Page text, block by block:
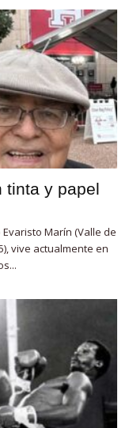
tinta y papel
Evaristo Marín (Valle de
vive actualmente en